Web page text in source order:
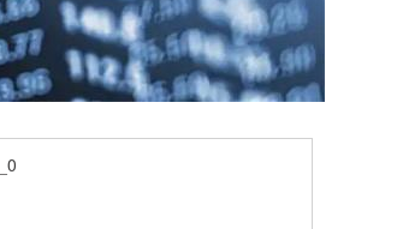
沪深300 4651.29 -6.86